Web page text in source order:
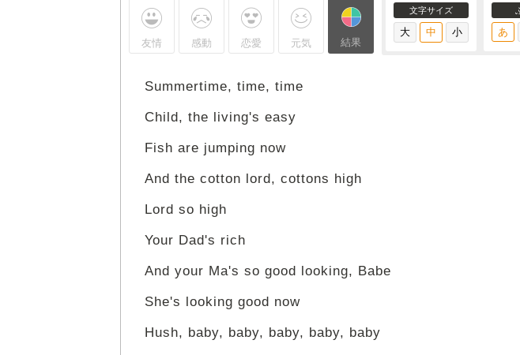
友情 感動 恋愛 元気 結果
文字サイズ
Summertime, time, time
Child, the living's easy
Fish are jumping now
And the cotton lord, cottons high
Lord so high
Your Dad's rich
And your Ma's so good looking, Babe
She's looking good now
Hush, baby, baby, baby, baby, baby